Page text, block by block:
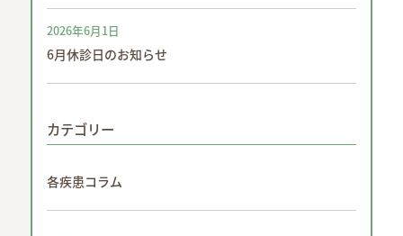
6月休診日のお知らせ
2026年6月1日
カテゴリー
各疾患コラム